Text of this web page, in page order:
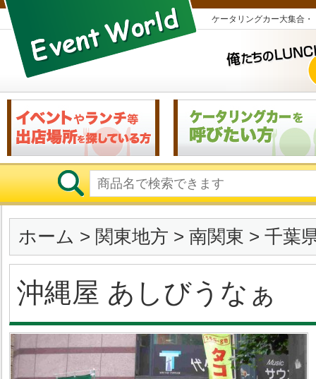
ケータリングカー大集合
ホーム > 関東地方 > 南関東 > 千葉
沖縄屋 あしびうなぁ